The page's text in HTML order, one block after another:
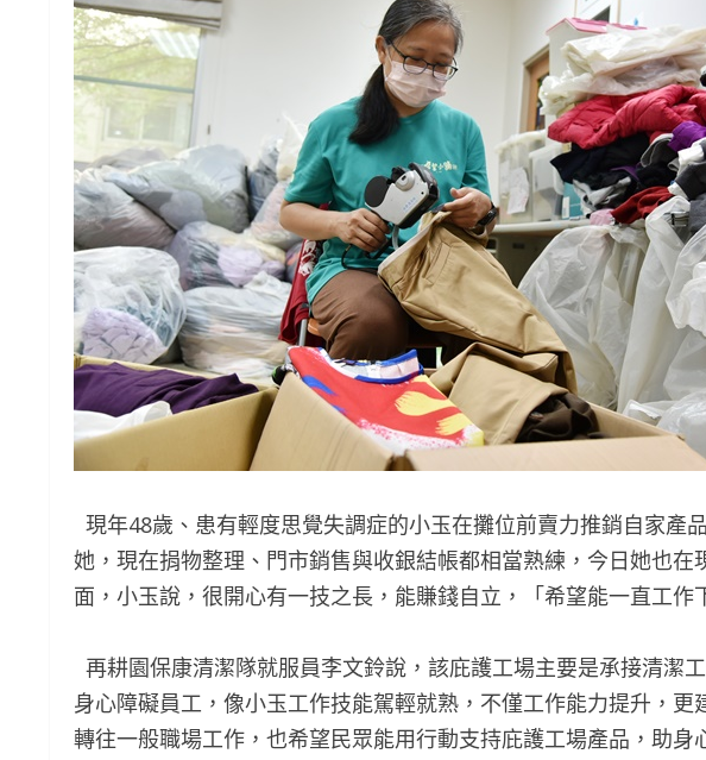
現年48歲、患有輕度思覺失調症的小玉在攤位前賣力推銷自家產
她，現在捐物整理、門市銷售與收銀結帳都相當熟練，今日她也
面，小玉說，很開心有一技之長，能賺錢自立，「希望能一直工作
再耕園保康清潔隊就服員李文鈴說，該庇護工場主要是承接清潔
身心障礙員工，像小玉工作技能駕輕就熟，不僅工作能力提升，
轉往一般職場工作，也希望民眾能用行動支持庇護工場產品，助身